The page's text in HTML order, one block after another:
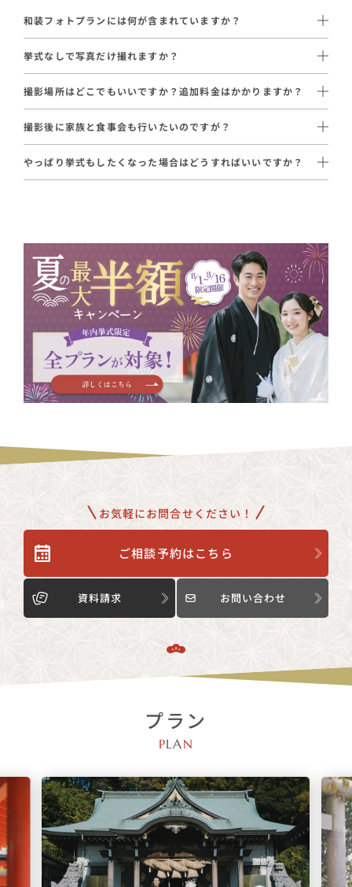
和装フォトプランには何が含まれていますか？
・プロカメラマンによる撮影
・新婦衣装1着（白無垢または色打掛）
・新郎衣装1着（黒紋付袴）
・和装小物一式
・着付け〜引上げ
・専属プロデューサー
※挙式は含まれません。
挙式なしで写真だけ撮れますか？
有名神社や歴史ある街並みなど、和装が映えるロケーションで本
格的な撮影ができます。
「入籍は済んだけど和装写真を残したい」「前撮り・後撮りとし
て利用したい」という方に選ばれています。
撮影場所はどこでもいいですか？追加料金はかかりますか？
ロケーションにより初穂料・撮影料・申請料等が別途かかる場合
があります。
撮影後に家族と食事会も行いたいのですが？
1名追加14,300円〜で人数の調整も可能です。
やっぱり挙式もしたくなった場合はどうすればいいですか？
フォトプランの打ち合わせ中に挙式を追加される方もいらっしゃ
いますので、お気軽にプロデューサーにご相談ください。
お気軽にお問合せください！
ご相談予約はこちら
資料請求 お問い合わせ
プラン
PLAN